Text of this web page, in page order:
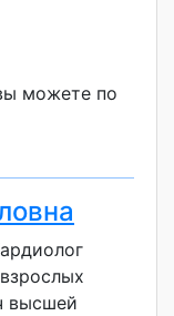
можете по
высшей